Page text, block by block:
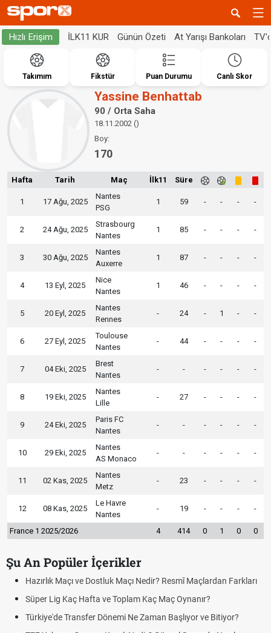
Hızlı Erişim İLK11 KUR Günün Özeti At Yarışı Bankoları
Takımım Fikstür Puan Durumu Canlı Skor
Yassine Benhattab
90 / Orta Saha
18.11.2002 ()
Boy:
170
Hafta Tarih Maç İlk11 Süre
1 17 Ağu, 2025
Nantes
PSG
1 59 - - - -
2 24 Ağu, 2025
Strasbourg
Nantes
1 85 - - - -
3 30 Ağu, 2025
Nantes
Auxerre
1 87 - - - -
4 13 Eyl, 2025
Nice
Nantes
1 46 - - - -
5 20 Eyl, 2025
Nantes
Rennes
- 24 - 1 - -
6 27 Eyl, 2025
Toulouse
Nantes
- 44 - - - -
7 04 Eki, 2025
Brest
Nantes
- - - - - -
8 19 Eki, 2025
Nantes
Lille
- 27 - - - -
9 24 Eki, 2025
Paris FC
Nantes
- - - - - -
10 29 Eki, 2025
Nantes
AS Monaco
- - - - - -
11 02 Kas, 2025
Nantes
Metz
- 23 - - - -
12 08 Kas, 2025
Le Havre
Nantes
- 19 - - - -
France 1 2025/2026 4 414 0 1 0 0
Şu An Popüler İçerikler
Hazırlık Maçı ve Dostluk Maçı Nedir? Resmî Maçlardan Farkları
Süper Lig Kaç Hafta ve Toplam Kaç Maç Oynanır?
Türkiye'de Transfer Dönemi Ne Zaman Başlıyor ve Bitiyor?